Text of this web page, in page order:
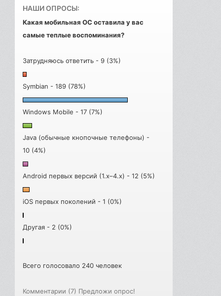
НАШИ ОПРОСЫ:
Какая мобильная ОС оставила у вас
самые теплые воспоминания?
Затрудняюсь ответить - 9 (3%)
Symbian - 189 (78%)
Windows Mobile - 17 (7%)
Java (обычные кнопочные телефоны) -
10 (4%)
Android первых версий (1.x–4.x) - 12 (5%)
iOS первых поколений - 1 (0%)
Другая - 2 (0%)
Всего голосовало 240 человек
Комментарии (7) Предложи опрос!